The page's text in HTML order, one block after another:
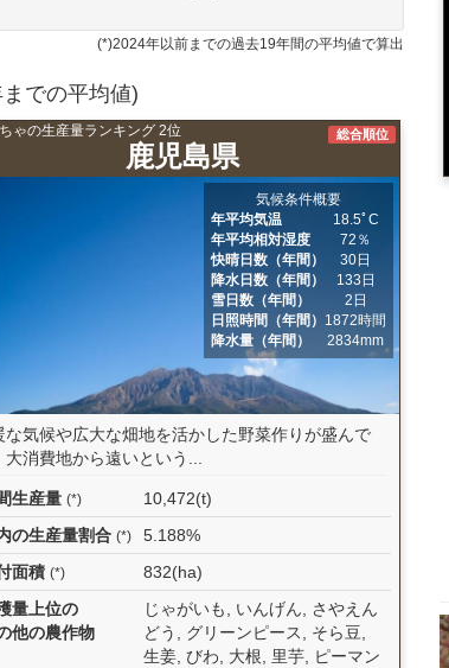
(*)2024年以前までの過去19年間の平均値で算出
での平均値)
ゃの生産量ランキング 2位
鹿児島県
総合順位
気候条件概要
年平均気温
18.5ﾟC
年平均相対湿度
72％
快晴日数（年間）
30日
降水日数（年間）
133日
雪日数（年間）
2日
日照時間（年間） 1872時間
降水量（年間）
2834mm
な気候や広大な畑地を活かした野菜作りが盛んで
大消費地から遠いという...
生産量 (*)
10,472(t)
の生産量割合 (*)
5.188%
面積 (*)
832(ha)
量上位の
他の農作物
じゃがいも, いんげん, さやえん
どう, グリーンピース, そら豆,
生姜, びわ, 大根, 里芋, ピーマン